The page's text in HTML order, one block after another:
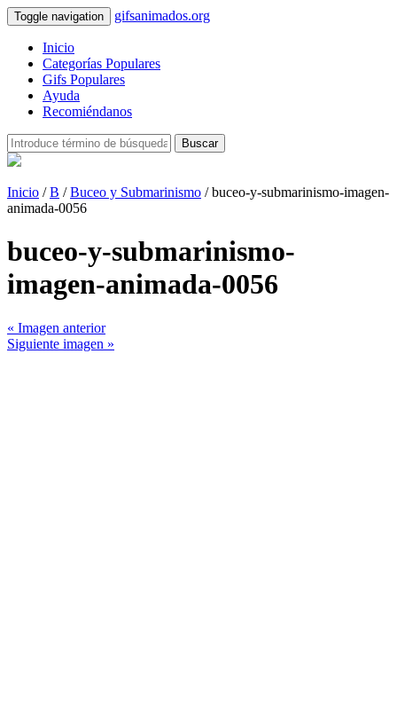
Toggle navigation gifsanimados.org
Inicio
Categorías Populares
Gifs Populares
Ayuda
Recomiéndanos
Buscar
Inicio /B /Buceo y Submarinismo / buceo-y-submarinismo-imagen-
animada-0056
buceo-y-submarinismo-
imagen-animada-0056
« Imagen anterior
Siguiente imagen »